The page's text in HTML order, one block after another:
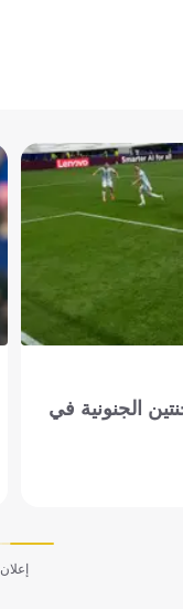
الجنونية في
إعلان